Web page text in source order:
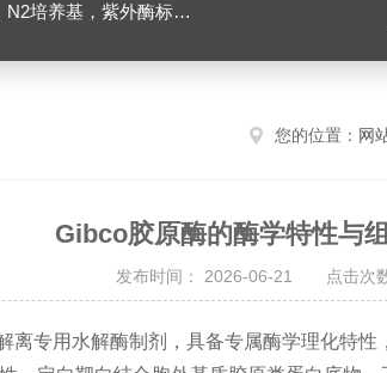
盒，脂质体2000转染试剂，Roche原装潮霉素B
您的位置： 网
Gibco胶原酶的酶学特性与
发布时间： 2026-06-21 点击次
离专用水解酶制剂，具备专属酶学理化特